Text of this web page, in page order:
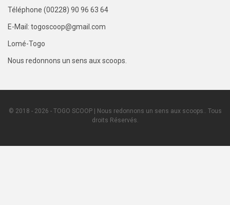
Téléphone (00228) 90 96 63 64
E-Mail: togoscoop@gmail.com
Lomé-Togo
Nous redonnons un sens aux scoops.
© 2018 - 2026 - TOGO SCOOP | Nous redonnons un sens aux scoops.. Tous
droits Réservés.